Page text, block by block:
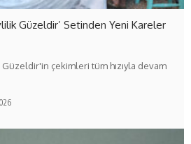
Güzeldir’ Setinden Yeni Kareler
çekimleri tüm hızıyla devam